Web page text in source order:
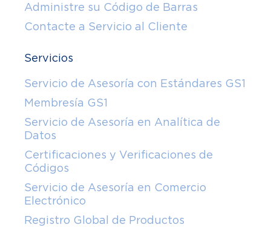
Administre su Código de Barras
Contacte a Servicio al Cliente
Servicios
Servicio de Asesoría con Estándares GS1
Membresía GS1
Servicio de Asesoría en Analítica de
Datos
Certificaciones y Verificaciones de
Códigos
Servicio de Asesoría en Comercio
Electrónico
Registro Global de Productos